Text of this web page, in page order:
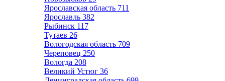
Ярославская область 711
Ярославль 382
Рыбинск 117
Тутаев 26
Вологодская область 709
Череповец 250
Вологда 208
Великий Устюг 36